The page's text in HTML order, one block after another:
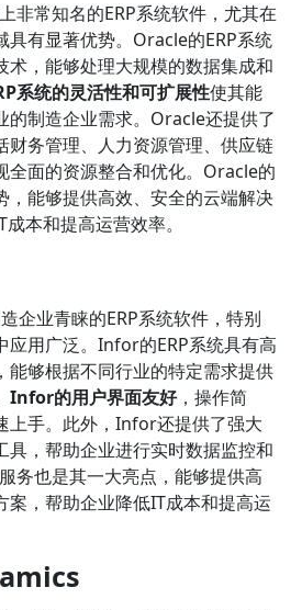
非常知名的ERP系统软件，尤其在
具有显著优势。Oracle的ERP系统
术，能够处理大规模的数据集成和
系统的灵活性和可扩展性使其能
的制造企业需求。Oracle还提供了
财务管理、人力资源管理、供应链
全面的资源整合和优化。Oracle的
，能够提供高效、安全的云端解决
本和提高运营效率。
企业青睐的ERP系统软件，特别
应用广泛。Infor的ERP系统具有高
能够根据不同行业的特定需求提供
Infor的用户界面友好，操作简
上手。此外，Infor还提供了强大
具，帮助企业进行实时数据监控和
务也是其一大亮点，能够提供高
案，帮助企业降低IT成本和提高运